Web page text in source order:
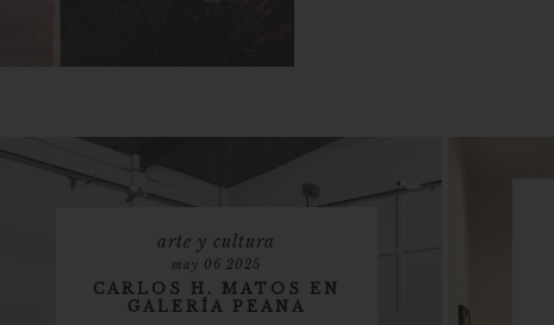
arte y cultura
may 06 2025
CARLOS H. MATOS EN
GALERÍA PEANA